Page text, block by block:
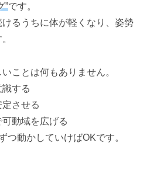
”です。
るうちに体が軽くなり、姿勢
ことは何もありません。
識する
定させる
可動域を広げる
つ動かしていけばOKです。